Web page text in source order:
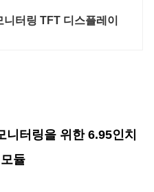
니터링 TFT 디스플레이
니터링을 위한 6.95인치
듈